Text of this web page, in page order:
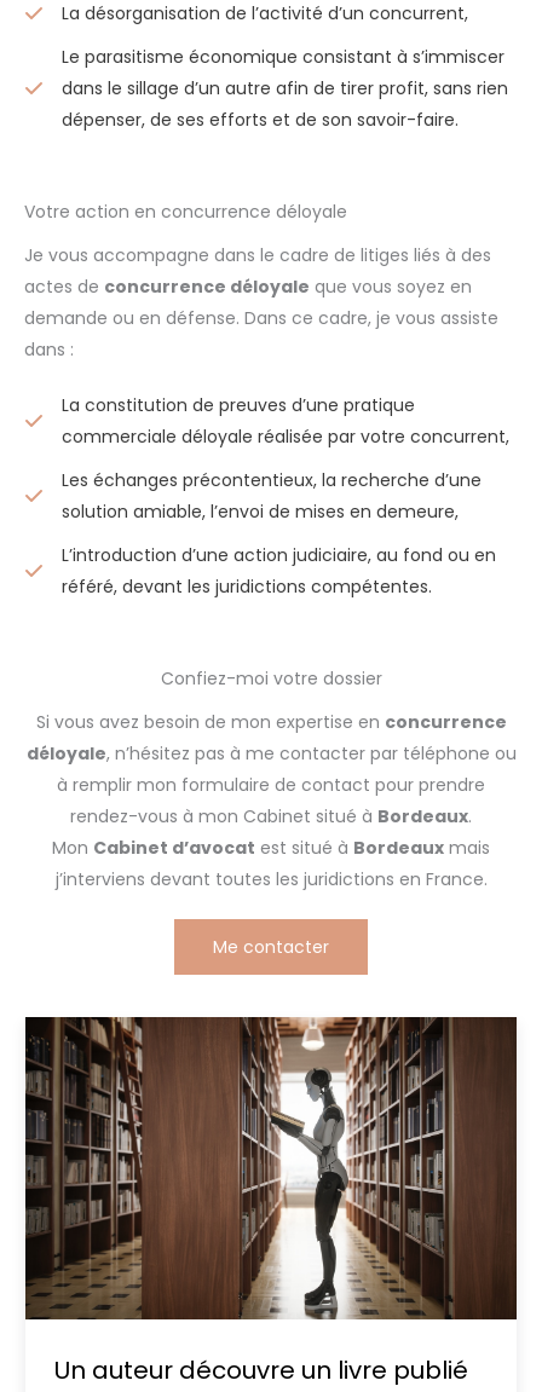
La désorganisation de l’activité d’un concurrent,
Le parasitisme économique consistant à s’immiscer
dans le sillage d’un autre afin de tirer profit, sans rien
dépenser, de ses efforts et de son savoir-faire.
Votre action en concurrence déloyale
Je vous accompagne dans le cadre de litiges liés à des
actes de concurrence déloyale que vous soyez en
demande ou en défense. Dans ce cadre, je vous assiste
dans :
La constitution de preuves d’une pratique
commerciale déloyale réalisée par votre concurrent,
Les échanges précontentieux, la recherche d’une
solution amiable, l’envoi de mises en demeure,
L’introduction d’une action judiciaire, au fond ou en
référé, devant les juridictions compétentes.
Confiez-moi votre dossier
Si vous avez besoin de mon expertise en concurrence
déloyale, n’hésitez pas à me contacter par téléphone ou
à remplir mon formulaire de contact pour prendre
rendez-vous à mon Cabinet situé à Bordeaux.
Mon Cabinet d’avocat est situé à Bordeaux mais
j’interviens devant toutes les juridictions en France.
Me contacter
Un auteur découvre un livre publié